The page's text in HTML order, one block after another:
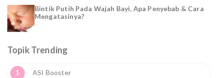
Bintik Putih Pada Wajah Bayi, Apa Penyebab & Cara
Mengatasinya?
Topik Trending
1 ASI Booster